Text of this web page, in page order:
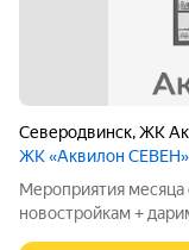
Северодвинск,ЖК
ЖК «Аквилон СЕВЕН»
Мероприятия месяца
новостройкам +